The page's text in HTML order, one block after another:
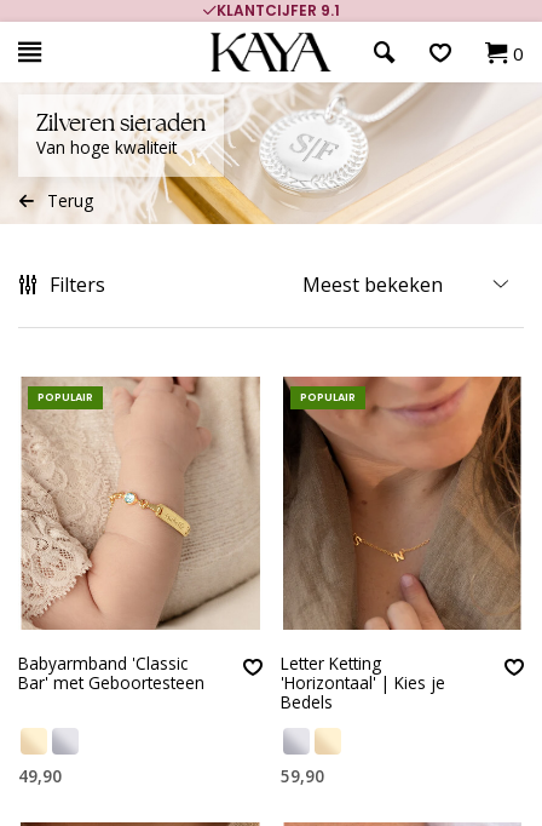
700.000+ TEVREDEN KLANTEN
0
Zilveren sieraden
Van hoge kwaliteit
Terug
Filters
POPULAIR
Babyarmband 'Classic
Bar' met Geboortesteen
49,90
POPULAIR
Letter Ketting
'Horizontaal' | Kies je
Bedels
59,90